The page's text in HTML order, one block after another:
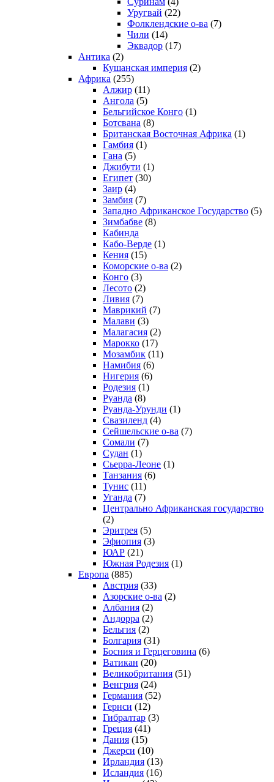
Уругвай (22)
Фолклендские о-ва (7)
Чили (14)
Эквадор (17)
Антика (2)
Кушанская империя (2)
Африка (255)
Алжир (11)
Ангола (5)
Бельгийское Конго (1)
Ботсвана (8)
Британская Восточная Африка (1)
Гамбия (1)
Гана (5)
Джибути (1)
Египет (30)
Заир (4)
Замбия (7)
Западно Африканское Государство (5)
Зимбабве (8)
Кабинда
Кабо-Верде (1)
Кения (15)
Коморские о-ва (2)
Конго (3)
Лесото (2)
Ливия (7)
Маврикий (7)
Малави (3)
Малагасия (2)
Марокко (17)
Мозамбик (11)
Намибия (6)
Нигерия (6)
Родезия (1)
Руанда (8)
Руанда-Урунди (1)
Свазиленд (4)
Сейшельские о-ва (7)
Сомали (7)
Судан (1)
Сьерра-Леоне (1)
Танзания (6)
Тунис (11)
Уганда (7)
Центрально Африканская государство
(2)
Эритрея (5)
Эфиопия (3)
ЮАР (21)
Южная Родезия (1)
Европа (885)
Австрия (33)
Азорские о-ва (2)
Албания (2)
Андорра (2)
Бельгия (2)
Болгария (31)
Босния и Герцеговина (6)
Ватикан (20)
Великобритания (51)
Венгрия (24)
Германия (52)
Гернси (12)
Гибралтар (3)
Греция (41)
Дания (15)
Джерси (10)
Ирландия (13)
Исландия (16)